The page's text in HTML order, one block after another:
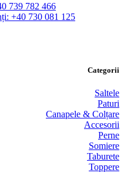
739 782 466
+40 730 081 125
Categorii
Saltele
Paturi
Canapele & Colțare
Accesorii
Perne
Somiere
Taburete
Toppere